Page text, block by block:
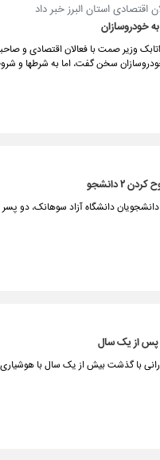
استان البرز خبر داد
وزیر صمت با فعالان اقتصادی و
سخن گفت، اما به شرطها و
۲ دانشجو
دانشجویان دانشگاه آزاد سوهانک، دو
پس از یک سال
با گذشت بیش از یک سال با